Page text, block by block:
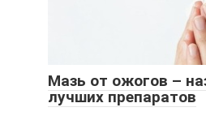
Мазь от ожогов –
лучших препаратов